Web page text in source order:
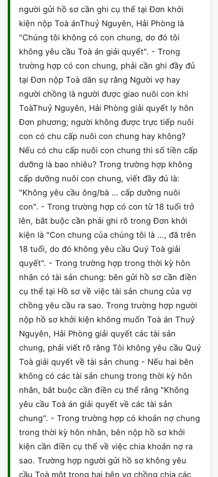
người gửi hồ sơ cần ghi cụ thể tại Đơn khởi
kiện nộp Toà ánThuỷ Nguyên, Hải Phòng là
"Chúng tôi không có con chung, do đó tôi
không yêu cầu Toà án giải quyết". - Trong
trường hợp có con chung, phải cần ghi đầy đủ
tại Đơn nộp Toà dân sự rằng Người vợ hay
người chồng là người được giao nuôi con khi
ToàThuỷ Nguyên, Hải Phòng giải quyết ly hôn
Đơn phương; người không được trực tiếp nuôi
con có chu cấp nuôi con chung hay không?
Nếu có chu cấp nuôi con chung thì số tiền cấp
dưỡng là bao nhiêu? Trong trường hợp không
cấp dưỡng nuôi con chung, viết đầy đủ là:
"Không yêu cầu ông/bà … cấp dưỡng nuôi
con". - Trong trường hợp có con từ 18 tuổi trở
lên, bắt buộc cần phải ghi rõ trong Đơn khởi
kiện là "Con chung của chúng tôi là …, đã trên
18 tuổi, do đó không yêu cầu Quý Toà giải
quyết". - Trong trường hợp trong thời kỳ hôn
nhân có tài sản chung: bên gửi hồ sơ cần điền
cụ thể tại Hồ sơ về việc tài sản chung của vợ
chồng yêu cầu ra sao. Trong trường hợp người
nộp hồ sơ khởi kiện không muốn Toà án Thuỷ
Nguyên, Hải Phòng giải quyết các tài sản
chung, phải viết rõ rằng Tôi không yêu cầu Quý
Toà giải quyết về tài sản chung - Nếu hai bên
không có các tài sản chung trong thời kỳ hôn
nhân, bắt buộc cần điền cụ thể rằng "Không
yêu cầu Toà án giải quyết về các tài sản
chung". - Trong trường hợp có khoản nợ chung
trong thời kỳ hôn nhân, bên nộp hồ sơ khởi
kiện cần điền cụ thể về việc chia khoản nợ ra
sao. Trường hợp người gửi hồ sơ không yêu
cầu Toà một trong hai bên vợ chồng chia các